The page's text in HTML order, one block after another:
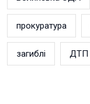
прокуратура
загиблі ДТП